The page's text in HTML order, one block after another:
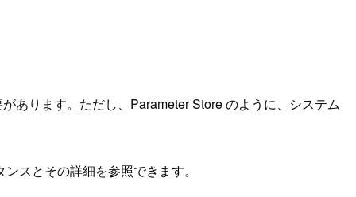
あります。ただし、Parameter Store のように、システム
スとその詳細を参照できます。